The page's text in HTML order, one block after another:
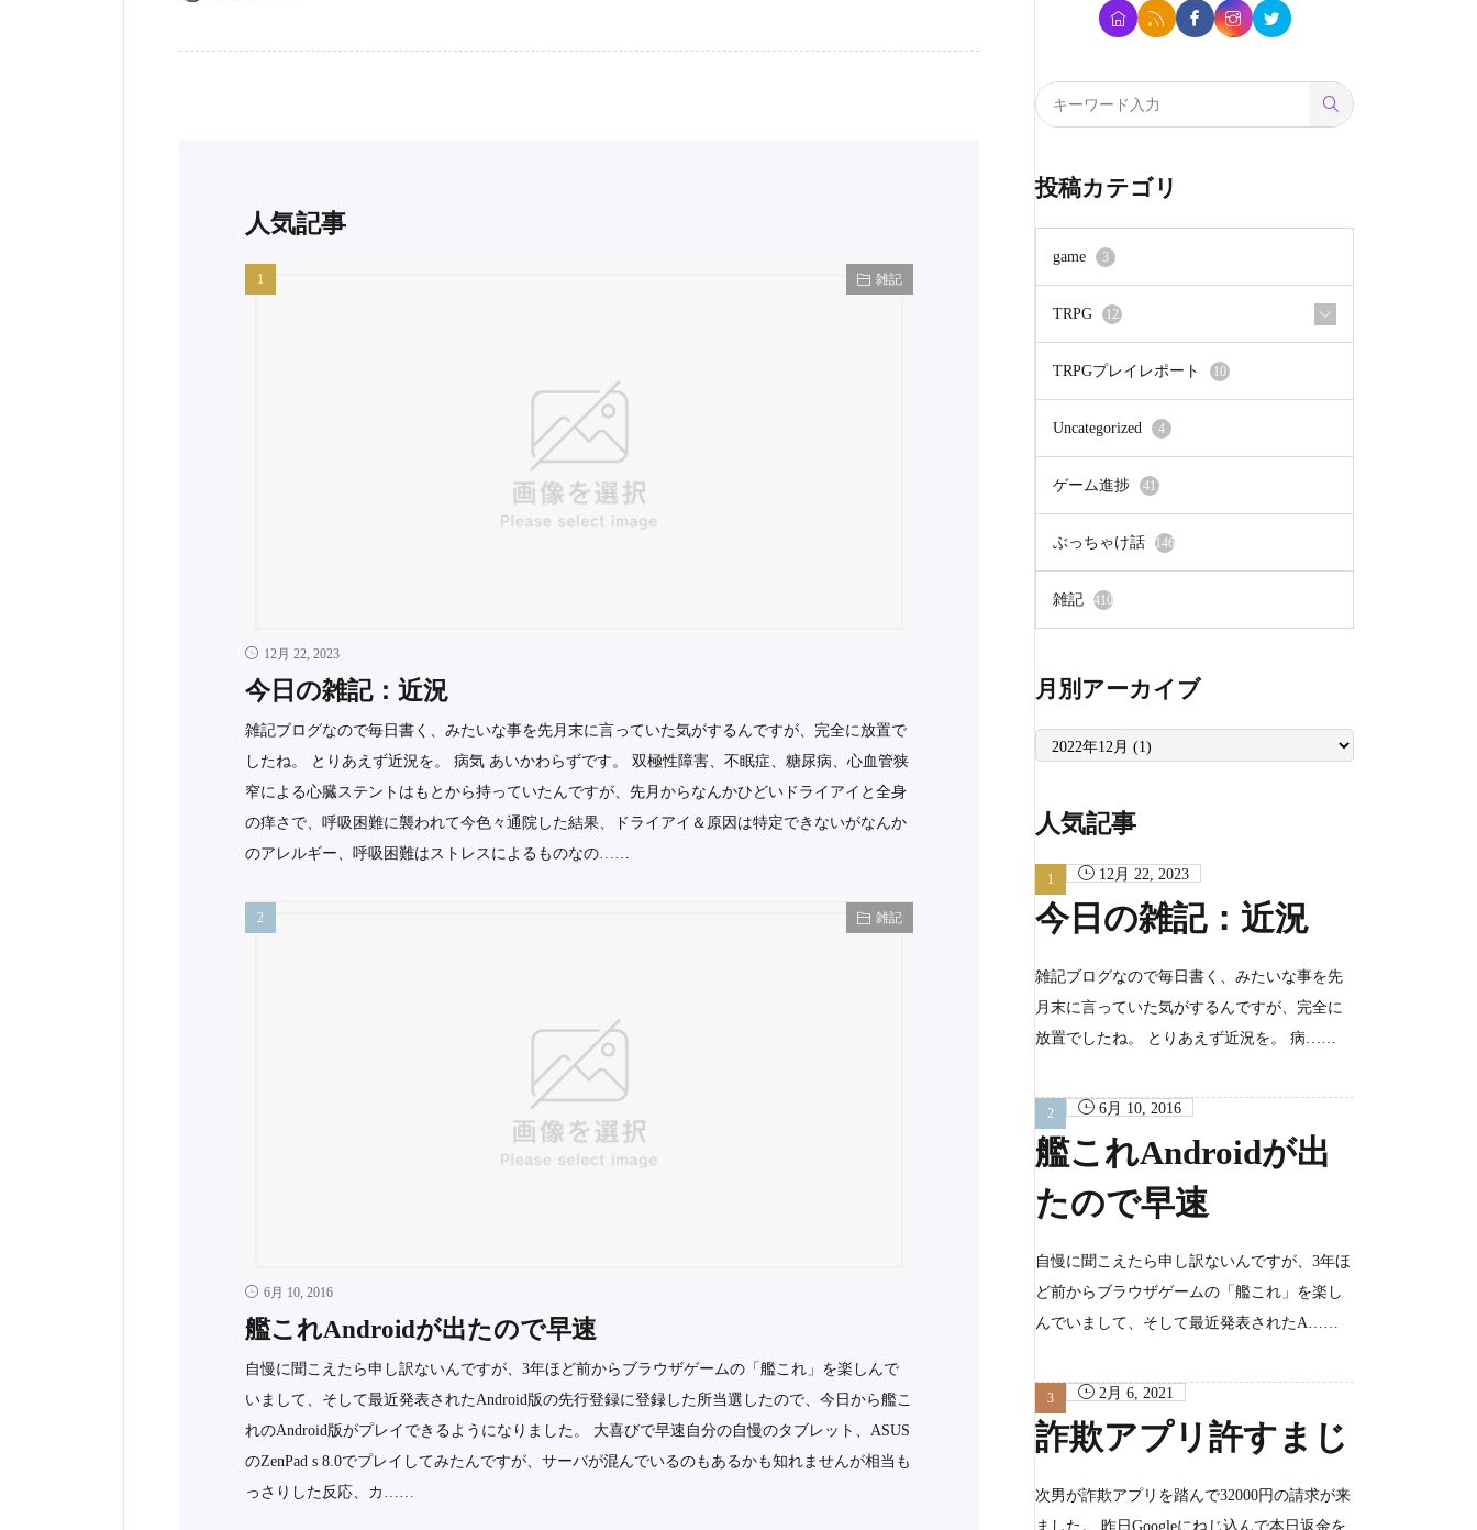
人気記事
雑記
12月 22, 2023
今日の雑記：近況
雑記ブログなので毎日書く、みたいな事を先月末に言っていた気がするんですが、完全に放置で
したね。 とりあえず近況を。 病気 あいかわらずです。 双極性障害、不眠症、糖尿病、心血管狭
窄による心臓ステントはもとから持っていたんですが、先月からなんかひどいドライアイと全身
の痒さで、呼吸困難に襲われて今色々通院した結果、ドライアイ＆原因は特定できないがなんか
のアレルギー、呼吸困難はストレスによるものなの……
雑記
6月 10, 2016
艦これAndroidが出たので早速
自慢に聞こえたら申し訳ないんですが、3年ほど前からブラウザゲームの「艦これ」を楽しんで
いまして、そして最近発表されたAndroid版の先行登録に登録した所当選したので、今日から艦こ
れのAndroid版がプレイできるようになりました。 大喜びで早速自分の自慢のタブレット、ASUS
のZenPad s 8.0でプレイしてみたんですが、サーバが混んでいるのもあるかも知れませんが相当も
っさりした反応、カ……
投稿カテゴリ
game 3
TRPG 12
TRPGプレイレポート 10
Uncategorized 4
ゲーム進捗 41
ぶっちゃけ話 146
雑記 410
月別アーカイブ
月
ア
イ
ブ
人気記事
12月 22, 2023
今日の雑記：近況
雑記ブログなので毎日書く、みたいな事を先
月末に言っていた気がするんですが、完全に
放置でしたね。 とりあえず近況を。 病……
6月 10, 2016
艦これAndroidが出
たので早速
自慢に聞こえたら申し訳ないんですが、3年ほ
ど前からブラウザゲームの「艦これ」を楽し
んでいまして、そして最近発表されたA……
2月 6, 2021
詐欺アプリ許すまじ
次男が詐欺アプリを踏んで32000円の請求が来
ました。 昨日Googleにねじ込んで本日返金を